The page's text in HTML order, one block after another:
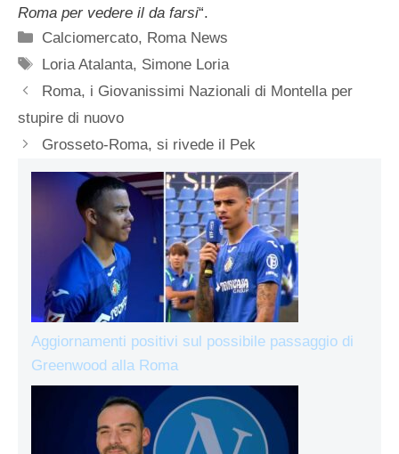
Roma per vedere il da farsi“.
Categorie
Calciomercato, Roma News
Tag
Loria Atalanta, Simone Loria
Roma, i Giovanissimi Nazionali di Montella per
stupire di nuovo
Grosseto-Roma, si rivede il Pek
Aggiornamenti positivi sul possibile passaggio di
Greenwood alla Roma